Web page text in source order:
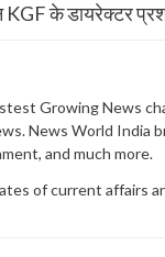
के डायरेक्टर
Growing News
News World India
and much more.
of current affairs